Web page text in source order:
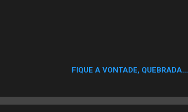
FIQUE A VONTADE, QUEBRADA...